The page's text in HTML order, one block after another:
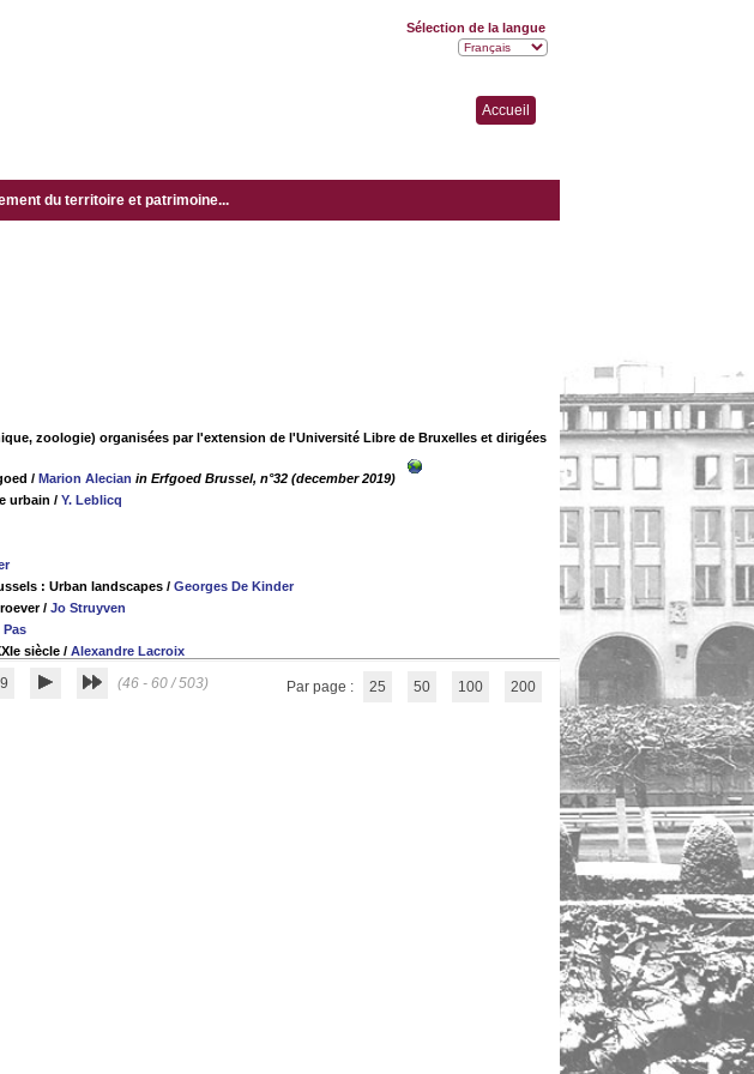
Accueil
du territoire et patrimoine...
zoologie) organisées par l'extension de l'Université Libre de Bruxelles et dirigées
/ Marion Alecian in Erfgoed Brussel, n°32 (december 2019)
urbain / Y. Leblicq
: Urban landscapes / Georges De Kinder
/ Jo Struyven
Pas
siècle / Alexandre Lacroix
9 (46 - 60 / 503) Par page : 25 50 100 200
Sélection de la langue